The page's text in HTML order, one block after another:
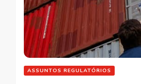
ASSUNTOS REGULATÓRIOS